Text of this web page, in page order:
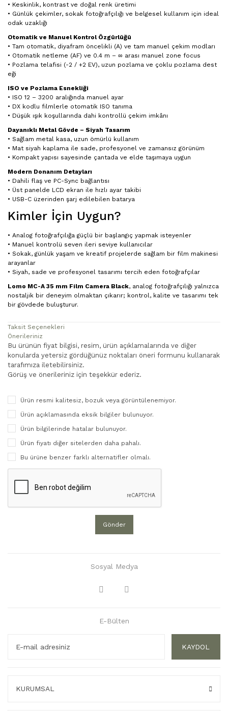
• Keskinlik, kontrast ve doğal renk üretimi
• Günlük çekimler, sokak fotoğrafçılığı ve belgesel kullanım için ideal
odak uzaklığı
Otomatik ve Manuel Kontrol Özgürlüğü
• Tam otomatik, diyafram öncelikli (A) ve tam manuel çekim modları
• Otomatik netleme (AF) ve 0.4 m – ∞ arası manuel zone focus
• Pozlama telafisi (-2 / +2 EV), uzun pozlama ve çoklu pozlama dest
eği
ISO ve Pozlama Esnekliği
• ISO 12 – 3200 aralığında manuel ayar
• DX kodlu filmlerle otomatik ISO tanıma
• Düşük ışık koşullarında dahi kontrollü çekim imkânı
Dayanıklı Metal Gövde – Siyah Tasarım
• Sağlam metal kasa, uzun ömürlü kullanım
• Mat siyah kaplama ile sade, profesyonel ve zamansız görünüm
• Kompakt yapısı sayesinde çantada ve elde taşımaya uygun
Modern Donanım Detayları
• Dahili flaş ve PC-Sync bağlantısı
• Üst panelde LCD ekran ile hızlı ayar takibi
• USB-C üzerinden şarj edilebilen batarya
Kimler İçin Uygun?
• Analog fotoğrafçılığa güçlü bir başlangıç yapmak isteyenler
• Manuel kontrolü seven ileri seviye kullanıcılar
• Sokak, günlük yaşam ve kreatif projelerde sağlam bir film makinesi
arayanlar
• Siyah, sade ve profesyonel tasarımı tercih eden fotoğrafçılar
Lomo MC-A 35 mm Film Camera Black, analog fotoğrafçılığı yalnızca
nostaljik bir deneyim olmaktan çıkarır; kontrol, kalite ve tasarımı tek
bir gövdede buluşturur.
Taksit Seçenekleri
Önerileriniz
Bu ürünün fiyat bilgisi, resim, ürün açıklamalarında ve diğer
konularda yetersiz gördüğünüz noktaları öneri formunu kullanarak
tarafımıza iletebilirsiniz.
Görüş ve önerileriniz için teşekkür ederiz.
Ürün resmi kalitesiz, bozuk veya görüntülenemiyor.
Ürün açıklamasında eksik bilgiler bulunuyor.
Ürün bilgilerinde hatalar bulunuyor.
Ürün fiyatı diğer sitelerden daha pahalı.
Bu ürüne benzer farklı alternatifler olmalı.
Gönder
Sosyal Medya
E-Bülten
KAYDOL
KURUMSAL